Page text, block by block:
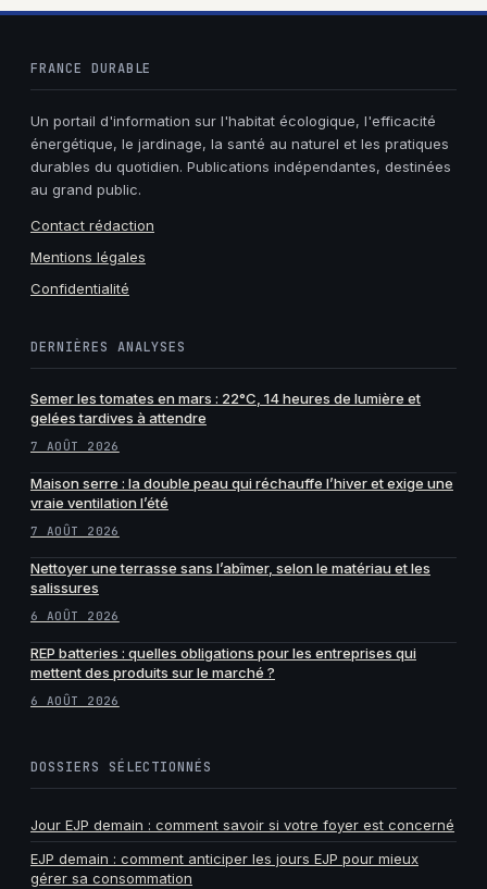
FRANCE DURABLE
Un portail d'information sur l'habitat écologique, l'efficacité
énergétique, le jardinage, la santé au naturel et les pratiques
durables du quotidien. Publications indépendantes, destinées
au grand public.
Contact rédaction
Mentions légales
Confidentialité
DERNIÈRES ANALYSES
Semer les tomates en mars : 22°C, 14 heures de lumière et
gelées tardives à attendre
7 AOÛT 2026
Maison serre : la double peau qui réchauffe l’hiver et exige une
vraie ventilation l’été
7 AOÛT 2026
Nettoyer une terrasse sans l’abîmer, selon le matériau et les
salissures
6 AOÛT 2026
REP batteries : quelles obligations pour les entreprises qui
mettent des produits sur le marché ?
6 AOÛT 2026
DOSSIERS SÉLECTIONNÉS
Jour EJP demain : comment savoir si votre foyer est concerné
EJP demain : comment anticiper les jours EJP pour mieux
gérer sa consommation